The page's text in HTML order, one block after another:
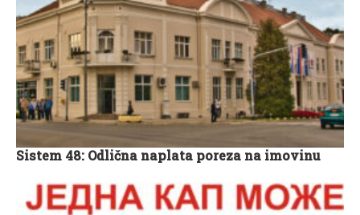
Sistem 48: Odlična naplata poreza na imovinu